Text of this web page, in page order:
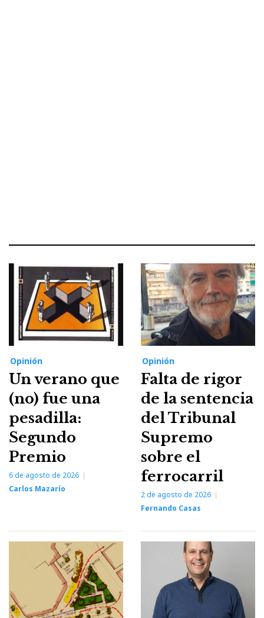
Opinión
Un verano que
(no) fue una
pesadilla:
Segundo
Premio
6 de agosto de 2026
Carlos Mazarío
Opinión
Falta de rigor
de la sentencia
del Tribunal
Supremo
sobre el
ferrocarril
2 de agosto de 2026
Fernando Casas